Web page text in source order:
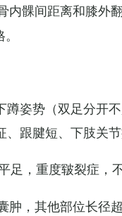
髁间距离和膝外
姿势（双足分开
跟腱短、下肢关节
，重度皲裂症，不
，其他部位长径